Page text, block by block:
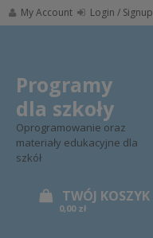
Skip
to
My Account Login / Signup
Programy
dla szkoły
Oprogramowanie oraz
materiały edukacyjne dla
szkół
0,00 zł